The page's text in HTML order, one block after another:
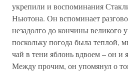
укрепили и воспоминания
Ньютона. Он вспоминает
незадолго до кончины великого
поскольку погода была теплой,
чай в тени яблонь вдвоем – он
Между прочим, он упомянул о